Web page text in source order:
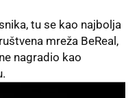
tu se kao najbolja
mreža BeReal ,
nagradio kao